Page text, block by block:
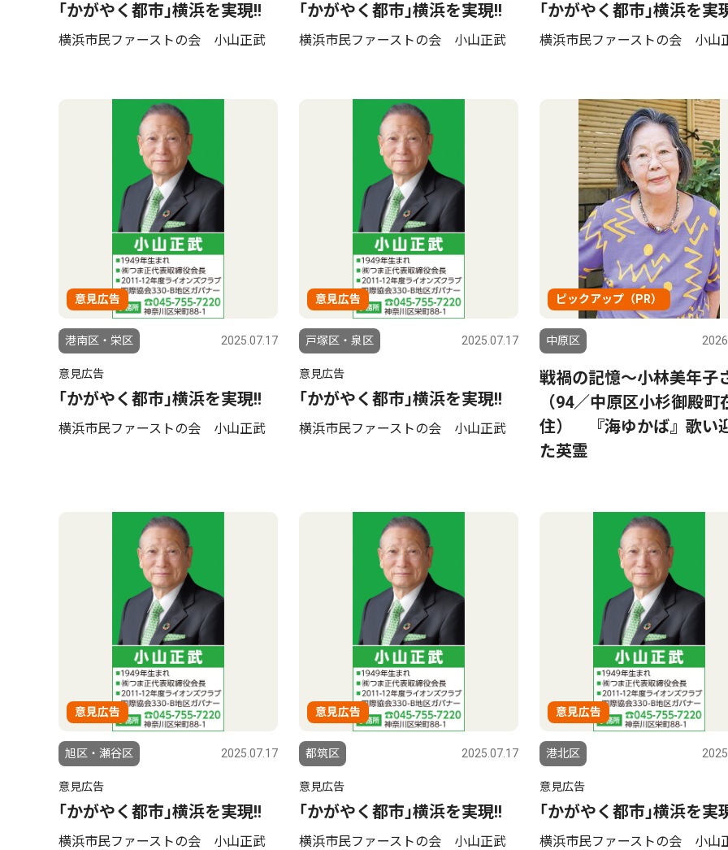
｢かがやく都市｣横浜を実現!!
横浜市民ファーストの会 小山正武
｢かがやく都市｣横浜を実現!!
横浜市民ファーストの会 小山正武
｢かがやく都市｣横浜を実
横浜市民ファーストの会 小山
意見広告
港南区・栄区 2025.07.17
意見広告
｢かがやく都市｣横浜を実現!!
横浜市民ファーストの会 小山正武
意見広告
戸塚区・泉区 2025.07.17
意見広告
｢かがやく都市｣横浜を実現!!
横浜市民ファーストの会 小山正武
ピックアップ（PR）
中原区
戦禍の記憶〜小林美年子
（94／中原区小杉御殿町
住） 『海ゆかば』歌い
た英霊
意見広告
旭区・瀬谷区 2025.07.17
意見広告
｢かがやく都市｣横浜を実現!!
横浜市民ファーストの会 小山正武
意見広告
都筑区 2025.07.17
意見広告
｢かがやく都市｣横浜を実現!!
横浜市民ファーストの会 小山正武
意見広告
港北区
意見広告
｢かがやく都市｣横浜を実
横浜市民ファーストの会 小山